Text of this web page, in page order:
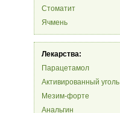
Стоматит
Ячмень
Лекарства:
Парацетамол
Активированный уголь
Мезим-форте
Анальгин